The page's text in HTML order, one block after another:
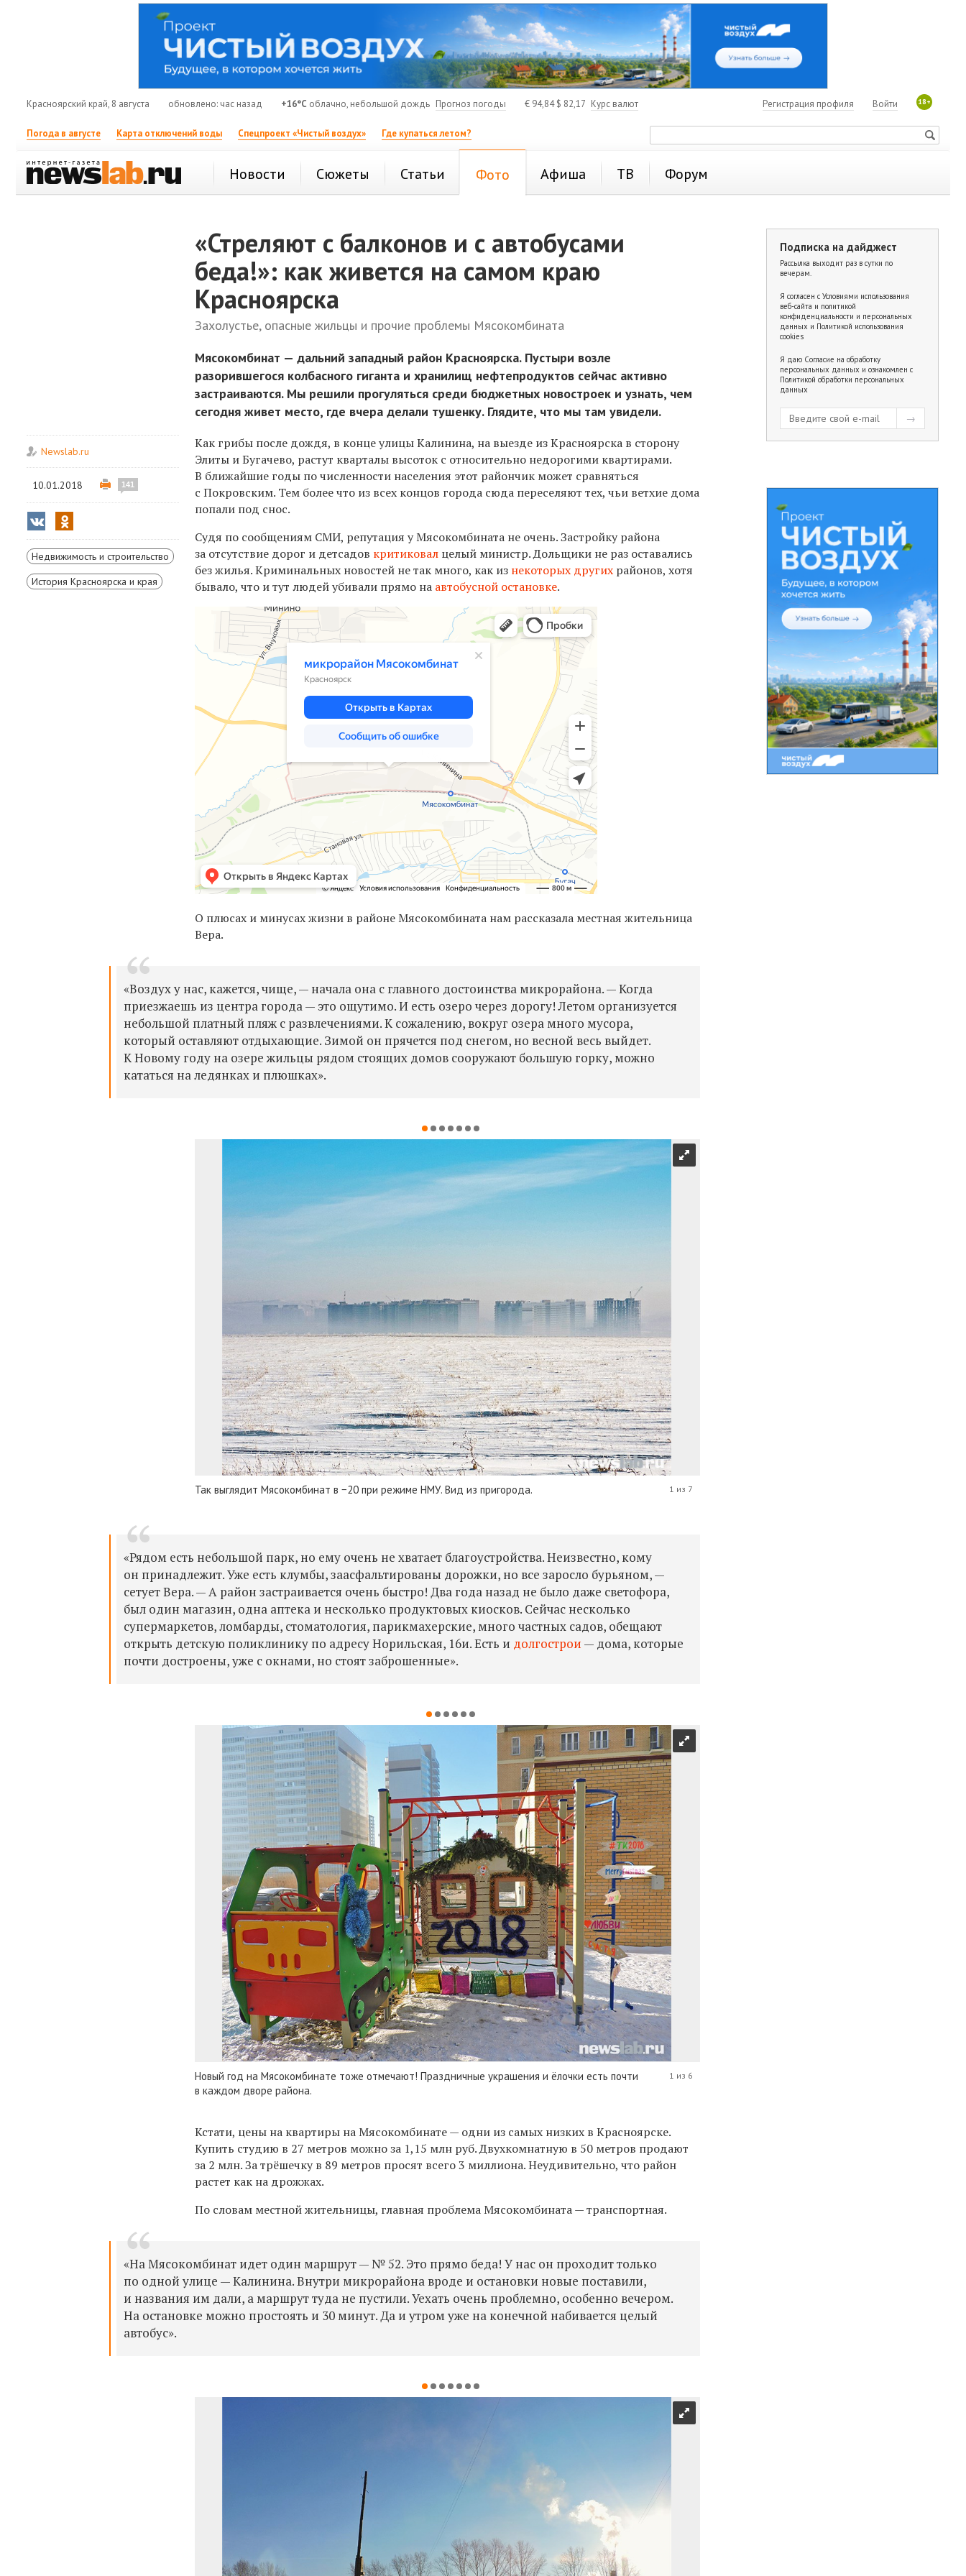
Красноярский край, 8 августа обновлено: час назад +16°C облачно, небольшой дождь Прогноз погоды € 94,84$ 82,17 Курс валют 18+
Войти
Регистрация профиля
Погода в августе Карта отключений воды Спецпроект «Чистый воздух» Где купаться летом?
Новости Сюжеты Статьи Фото Афиша ТВ Форум
«Стреляют с балконов и с автобусами
беда!»: как живется на самом краю
Красноярска
Захолустье, опасные жильцы и прочие проблемы Мясокомбината
Мясокомбинат — дальний западный район Красноярска. Пустыри возле
разорившегося колбасного гиганта и хранилищ нефтепродуктов сейчас активно
застраиваются. Мы решили прогуляться среди бюджетных новостроек и узнать, чем
сегодня живет место, где вчера делали тушенку. Глядите, что мы там увидели.
Newslab.ru
10.01.2018 141
Недвижимость и строительство
История Красноярска и края
Как грибы после дождя, в конце улицы Калинина, на выезде из Красноярска в сторону
Элиты и Бугачево, растут кварталы высоток с относительно недорогими квартирами.
В ближайшие годы по численности населения этот райончик может сравняться
с Покровским. Тем более что из всех концов города сюда переселяют тех, чьи ветхие дома
попали под снос.
Судя по сообщениям СМИ, репутация у Мясокомбината не очень. Застройку района
за отсутствие дорог и детсадов критиковал целый министр. Дольщики не раз оставались
без жилья. Криминальных новостей не так много, как из некоторых других районов, хотя
бывало, что и тут людей убивали прямо на автобусной остановке.
О плюсах и минусах жизни в районе Мясокомбината нам рассказала местная жительница
Вера.
«Воздух у нас, кажется, чище, — начала она с главного достоинства микрорайона. — Когда
приезжаешь из центра города — это ощутимо. И есть озеро через дорогу! Летом организуется
небольшой платный пляж с развлечениями. К сожалению, вокруг озера много мусора,
который оставляют отдыхающие. Зимой он прячется под снегом, но весной весь выйдет.
К Новому году на озере жильцы рядом стоящих домов сооружают большую горку, можно
кататься на ледянках и плюшках».
Так выглядит Мясокомбинат в −20 при режиме НМУ. Вид из пригорода. 1 из 7
«Рядом есть небольшой парк, но ему очень не хватает благоустройства. Неизвестно, кому
он принадлежит. Уже есть клумбы, заасфальтированы дорожки, но все заросло бурьяном, —
сетует Вера. — А район застраивается очень быстро! Два года назад не было даже светофора,
был один магазин, одна аптека и несколько продуктовых киосков. Сейчас несколько
супермаркетов, ломбарды, стоматология, парикмахерские, много частных садов, обещают
открыть детскую поликлинику по адресу Норильская, 16и. Есть и долгострои — дома, которые
почти достроены, уже с окнами, но стоят заброшенные».
Новый год на Мясокомбинате тоже отмечают! Праздничные украшения и ёлочки есть почти
в каждом дворе района.
1 из 6
Кстати, цены на квартиры на Мясокомбинате — одни из самых низких в Красноярске.
Купить студию в 27 метров можно за 1,15 млн руб. Двухкомнатную в 50 метров продают
за 2 млн. За трёшечку в 89 метров просят всего 3 миллиона. Неудивительно, что район
растет как на дрожжах.
По словам местной жительницы, главная проблема Мясокомбината — транспортная.
«На Мясокомбинат идет один маршрут — № 52. Это прямо беда! У нас он проходит только
по одной улице — Калинина. Внутри микрорайона вроде и остановки новые поставили,
и названия им дали, а маршрут туда не пустили. Уехать очень проблемно, особенно вечером.
На остановке можно простоять и 30 минут. Да и утром уже на конечной набивается целый
автобус».
Подписка на дайджест
Рассылка выходит раз в сутки по
вечерам.
Я согласен с Условиями использования
веб-сайта и политикой
конфиденциальности и персональных
данных и Политикой использования
cookies
Я даю Согласие на обработку
персональных данных и ознакомлен с
Политикой обработки персональных
данных